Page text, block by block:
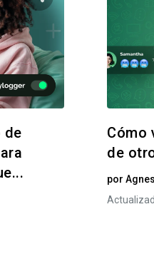
Comparte este
Twitter
de
Cómo
de
por